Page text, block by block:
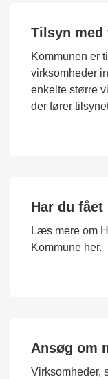
Tilsyn med
Kommunen er
virksomheder
enkelte større
der fører
Har du
Læs mere om
Kommune her.
Ansøg om
Virksomheder,